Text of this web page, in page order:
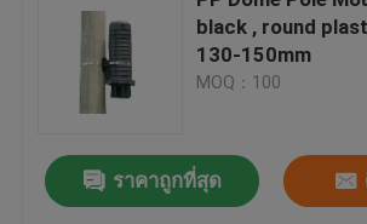
เกี่ยวกับเรา
ควบคุมคุณภาพ
black , round
130-150mm
MOQ：100
ราคาถูกที่สุด